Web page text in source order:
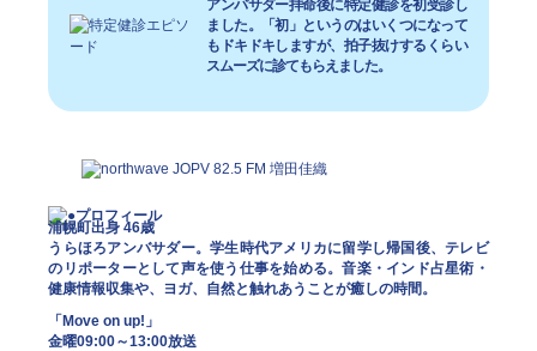
アンバサダー拝命後に特定健診を初受診し
ました。「初」というのはいくつになって
もドキドキしますが、拍子抜けするくらい
スムーズに診てもらえました。
浦幌町出身 46歳
うらほろアンバサダー。学生時代アメリカに留学し帰国後、テレビ
のリポーターとして声を使う仕事を始める。音楽・インド占星術・
健康情報収集や、ヨガ、自然と触れあうことが癒しの時間。
「Move on up!」
金曜09:00～13:00放送